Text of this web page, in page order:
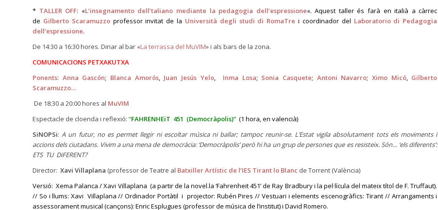
* TALLER OFF: «L’insegnamento dell’taliano mediante la pedagogia dell’espressione«. Aquest taller és farà en italià a càrrec
de Gilberto Scaramuzzoprofessor invitat de la Università degli studi di RomaTre i coordinador del Laboratorio di Pedagogia
dell’espressione.
De 14:30 a 16:30 hores. Dinar al bar «La terrassa del MuVIM» i als bars de la zona.
COMUNICACIONS PETXAKUTXA
Ponents: Anna Gascón; Blanca Amorós, Juan Jesús Yelo, Inma Losa; Sonia Casquete; Antoni Navarro;Ximo Micó, Gilberto
Scaramuzzo…
De 18:30 a 20:00 hores al MuVIM
Espectacle de cloenda i reflexió: “FAHRENHEiT 451 (Democràpolis)” (1 hora, en valencià)
SiNOPSi:A un futur, no es permet llegir ni escoltar música ni ballar; tampoc reunir-se. L’Estat vigila absolutament tots els moviments i
accions dels ciutadans. Vivim a una mena de democràcia: ‘Democràpolis’ però hi ha un grup de persones que es resisteix. Són… ‘els diferents’:
ETS TU DiFERENT?
Director: Xavi Villaplana (professor de Teatre al Batxiller Artístic de l’IES Tirant lo Blanc de Torrent (València)
Versió: Xema Palanca / Xavi Villaplana (a partir de la novel.la ‘Fahrenheit 451’ de Ray Bradbury i la pel·lícula del mateix títol de F. Truffaut).
// So i llums: Xavi Villaplana // Ordinador Portàtil i projector: Rubén Pires // Vestuari i elements escenogràfics: Tirant // Arrangaments i
assessorament musical (cançons): Enric Esplugues (professor de música de l’institut) i David Romero.